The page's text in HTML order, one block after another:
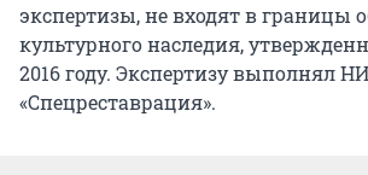
экспертизы, не входят в границы
культурного наследия,
2016 году. Экспертизу выполнял
«Спецреставрация».